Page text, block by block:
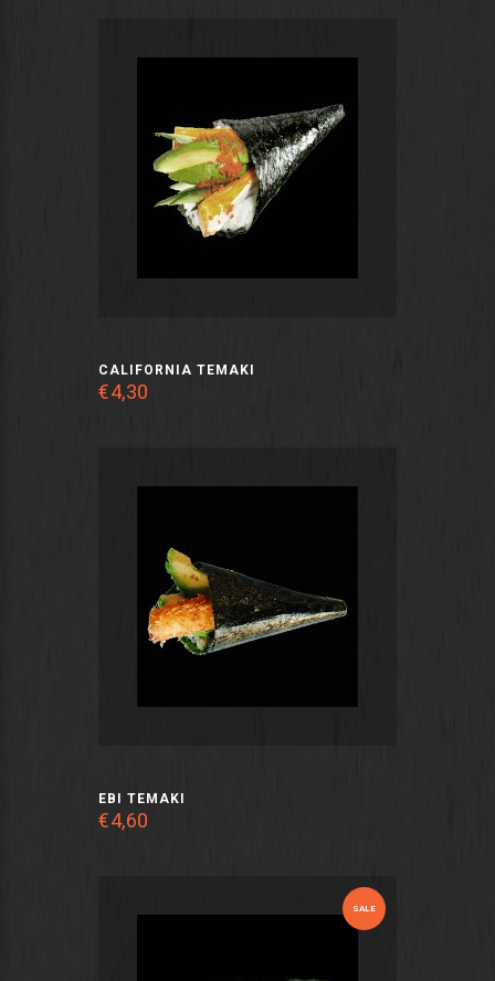
CALIFORNIA TEMAKI
€4,30
EBI TEMAKI
€4,60
SALE